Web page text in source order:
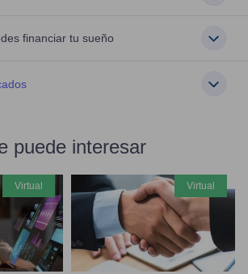
financiar tu sueño
puede interesar
virtual virtual